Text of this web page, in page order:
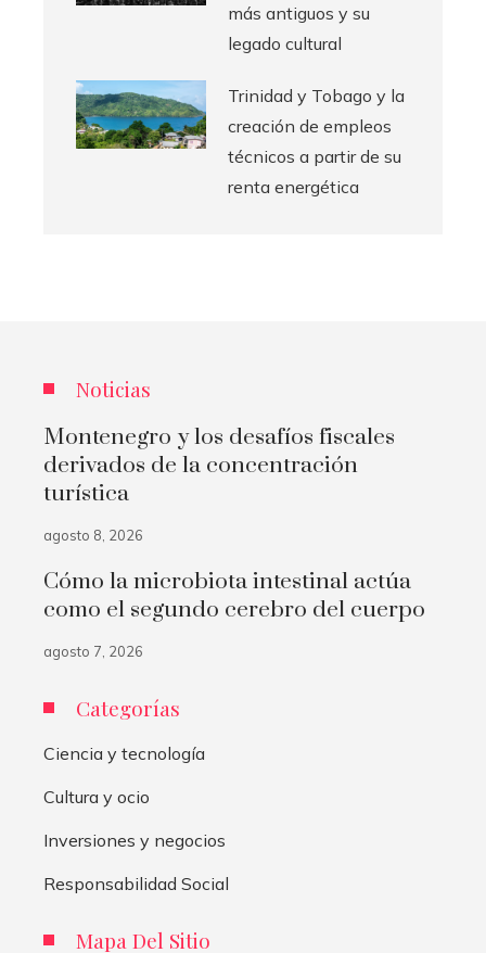
más antiguos y su
legado cultural
Trinidad y Tobago y la
creación de empleos
técnicos a partir de su
renta energética
Noticias
Montenegro y los desafíos fiscales
derivados de la concentración
turística
agosto 8, 2026
Cómo la microbiota intestinal actúa
como el segundo cerebro del cuerpo
agosto 7, 2026
Categorías
Ciencia y tecnología
Cultura y ocio
Inversiones y negocios
Responsabilidad Social
Mapa Del Sitio